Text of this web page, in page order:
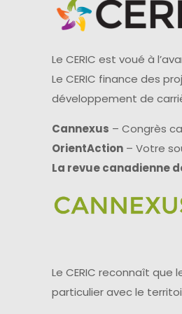
Le CERIC est voué à
Le CERIC finance des
développement de
Cannexus – Congrès
OrientAction – Votre
La revue canadienne
Le CERIC reconnaît que
particulier avec le